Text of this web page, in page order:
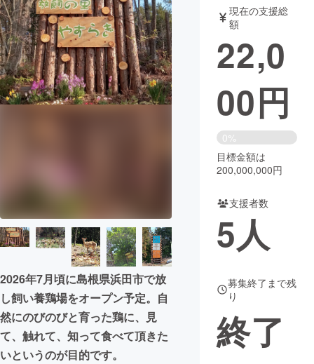
アート・写真 音楽
テクノロジー・ガジェット ゲーム・
映像・映画 書籍・雑誌
チャレンジ
CAMPFIRE Creation
CAMPFIREふるさと納税machi-ya コミュニティ
2026年7月頃に島根県浜田市で放
し飼い養鶏場をオープン予定。自
然にのびのびと育った鶏に、見
て、触れて、知って食べて頂きた
いというのが目的です。
現在の支援総
額
22,0
00円
0%
目標金額は
200,000,000円
支援者数
5人
募集終了まで残
り
終了